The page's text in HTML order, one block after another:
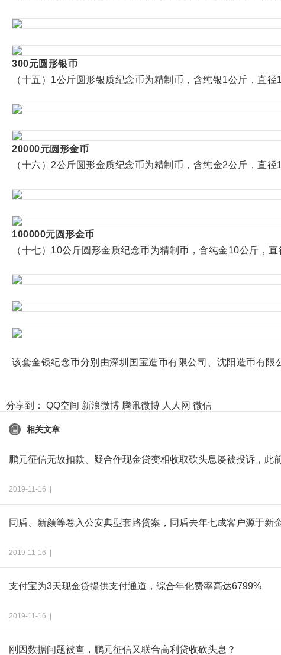
300元圆形银币
（十五）1公斤圆形银质纪念币为精制币，含纯银1公斤，直
20000元圆形金币
（十六）2公斤圆形金质纪念币为精制币，含纯金2公斤，直
100000元圆形金币
（十七）10公斤圆形金质纪念币为精制币，含纯金10公斤，
该套金银纪念币分别由深圳国宝造币有限公司、沈阳造币有
分享到： QQ空间 新浪微博 腾讯微博 人人网 微信
相关文章
鹏元征信无故扣款、疑合作现金贷变相收取砍头息屡被投诉，此
2019-11-16 |
同盾、新颜等卷入公安典型套路贷案，同盾去年七成客户源于新
2019-11-16 |
支付宝为3天现金贷提供支付通道，综合年化费率高达6799%
2019-11-16 |
刚因数据问题被查，鹏元征信又联合高利贷收砍头息？